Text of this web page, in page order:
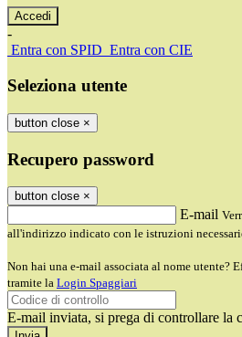
-
Entra con SPID Entra con CIE
Seleziona utente
button close ×
Recupero password
button close ×
E-mail
all'indirizzo indicato con le istruzioni
Non hai una e-mail associata al nome utente?
tramite la Login Spaggiari
E-mail inviata, si prega di controllare la